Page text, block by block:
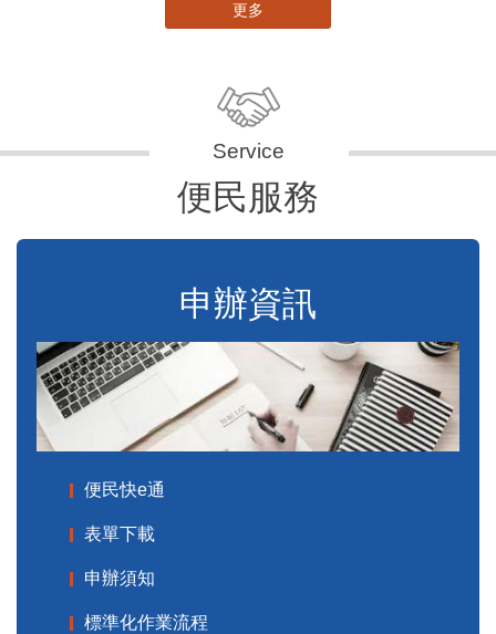
更多
便民服務
申辦資訊
便民快e通
表單下載
申辦須知
標準化作業流程